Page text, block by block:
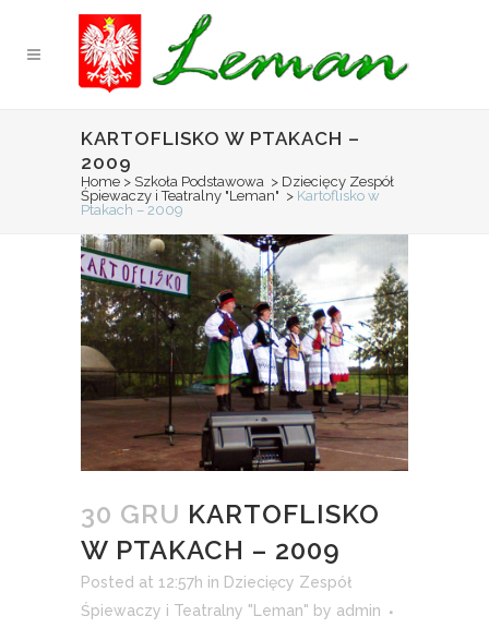
KARTOFLISKO W PTAKACH –
2009
Home > Szkoła Podstawowa > Dziecięcy Zespół
Śpiewaczy i Teatralny "Leman" > Kartoflisko w
Ptakach – 2009
30 GRU KARTOFLISKO
W PTAKACH – 2009
Posted at 12:57h in Dziecięcy Zespół
Śpiewaczy i Teatralny "Leman" by admin